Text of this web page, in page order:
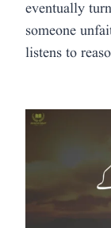
eventually
someone
listens to